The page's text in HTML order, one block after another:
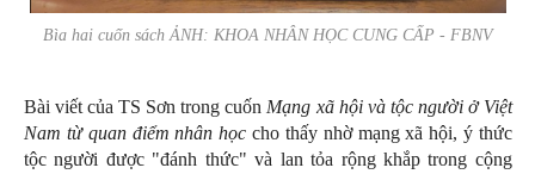
Bìa hai cuốn sách ẢNH: KHOA NHÂN HỌC CUNG CẤP - FBNV
Bài viết của TS Sơn trong cuốn Mạng xã hội và tộc người ở Việt
Nam từ quan điểm nhân họccho thấy nhờ mạng xã hội, ý thức
tộc người được "đánh thức" và lan tỏa rộng khắp trong cộng